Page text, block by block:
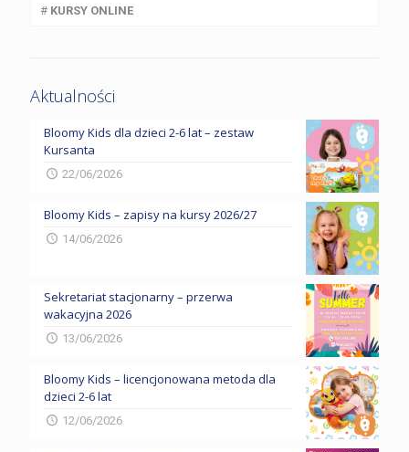
# KURSY ONLINE
Aktualności
Bloomy Kids dla dzieci 2-6 lat – zestaw
Kursanta
22/06/2026
Bloomy Kids – zapisy na kursy 2026/27
14/06/2026
Sekretariat stacjonarny – przerwa
wakacyjna 2026
13/06/2026
Bloomy Kids – licencjonowana metoda dla
dzieci 2-6 lat
12/06/2026